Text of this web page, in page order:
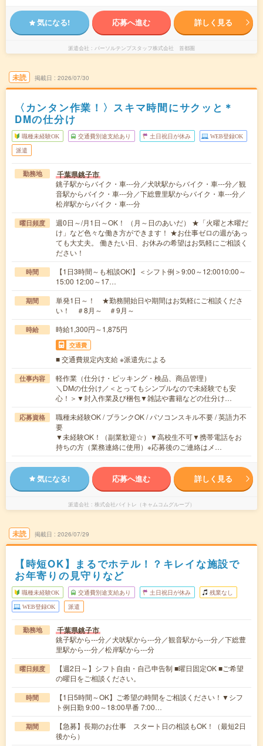
気になる! 応募へ進む 詳しく見る
派遣会社 パーソルテンプスタッフ株式会社 首都圏
未読 掲載日 2026/07/30
〈カンタン作業！〉スキマ時間にサクッと＊
DMの仕分け
職種未経験OK 交通費別途支給あり 土日祝日が休み WEB登録OK
派遣
勤務地 千葉県銚子市
銚子駅からバイク・車---分／犬吠駅からバイク・車---分／観
音駅からバイク・車---分／下総豊里駅からバイク・車---分／
松岸駅からバイク・車---分
曜日頻度
週0日～/月1日～OK！ （月～日のあいだ） ★「火曜と木曜だ
け」など色々な働き方ができます！ ★お仕事ゼロの週があっ
ても大丈夫。 働きたい日、お休みの希望はお気軽にご相談く
ださい！
時間
【1日3時間～も相談OK!】＜シフト例＞9:00～12:0010:00～
15:00 12:00～17…
期間
単発1日～！ ★勤務開始日や期間はお気軽にご相談くださ
い！ ＃8月～ ＃9月～
時給 時給1,300円～1,875円
交通費
■ 交通費規定内支給 ※派遣先による
仕事内容
軽作業（仕分け・ピッキング・検品、商品管理）
＼DMの仕分け／＜とってもシンプルなので未経験でも安
心！＞▼封入作業及び梱包▼雑誌や書籍などの仕分け…
応募資格
職種未経験OK / ブランクOK / パソコンスキル不要 / 英語力不
要
▼未経験OK！（副業歓迎☆）▼高校生不可▼携帯電話をお
持ちの方（業務連絡に使用）※応募後のご連絡はメ…
気になる! 応募へ進む 詳しく見る
派遣会社 株式会社バイトレ（キャムコムグループ）
未読 掲載日 2026/07/29
【時短OK】まるでホテル！？キレイな施設で
お年寄りの見守りなど
職種未経験OK 交通費別途支給あり 土日祝日が休み 残業なし
WEB登録OK 派遣
勤務地 千葉県銚子市
銚子駅から---分／犬吠駅から---分／観音駅から---分／下総豊
里駅から---分／松岸駅から---分
曜日頻度
【週2日～】シフト自由・自己申告制 ■曜日固定OK ■ご希望
の曜日をご相談ください。
時間
【1日5時間～OK】ご希望の時間をご相談ください！▼シフ
ト例日勤 9:00～18:00早番 7:00…
期間
【急募】長期のお仕事 スタート日の相談もOK！（最短2日
後から）